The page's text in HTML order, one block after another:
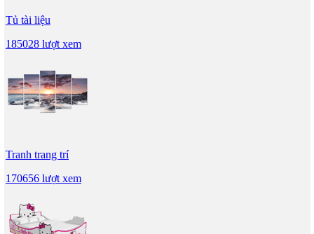
Tủ tài liệu
185028 lượt xem
Tranh trang trí
170656 lượt xem